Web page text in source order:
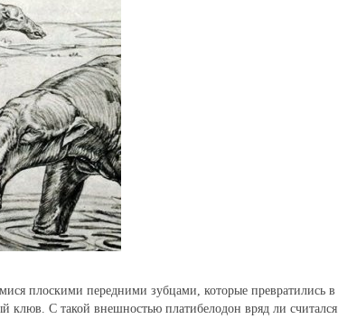
плоскими передними зубцами, которые превратились в
клюв. С такой внешностью платибелодон вряд ли считался